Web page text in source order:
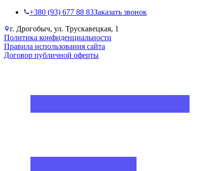
+38‎0 (93) 677 88 83Заказать звонок
г. Дрогобыч, ул. Трускавецкая, 1
Политика конфиденциальности
Правила использования сайта
Договор публичной оферты